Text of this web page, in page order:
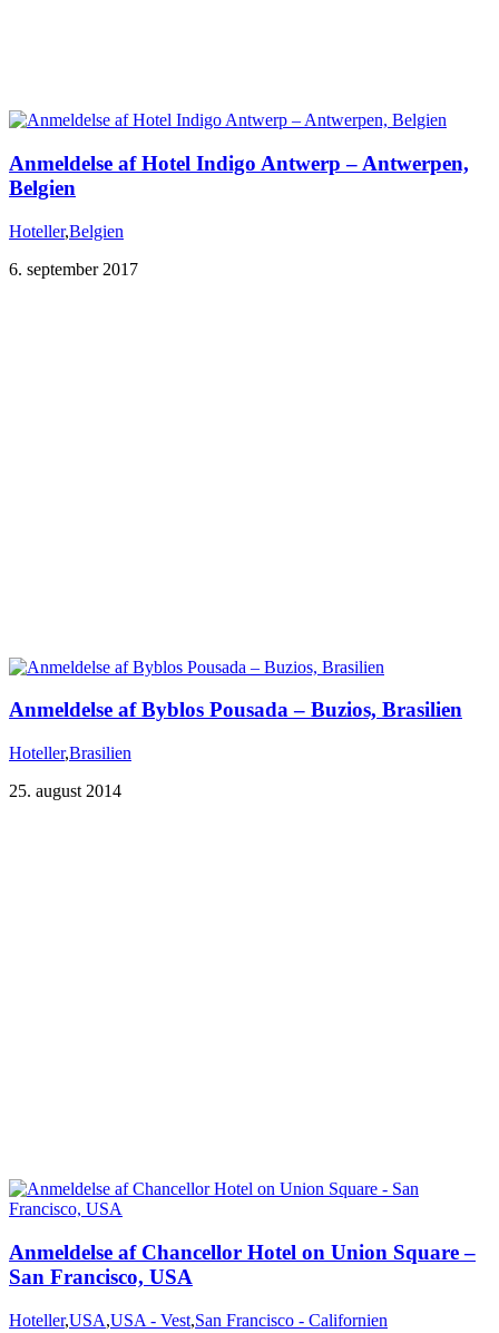
Anmeldelse af Hotel Indigo Antwerp – Antwerpen,
Belgien
Hoteller,Belgien
6. september 2017
Anmeldelse af Byblos Pousada – Buzios, Brasilien
Hoteller,Brasilien
25. august 2014
Anmeldelse af Chancellor Hotel on Union Square –
San Francisco, USA
Hoteller,USA,USA - Vest,San Francisco - Californien